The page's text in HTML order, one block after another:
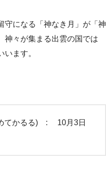
守になる「神なき月」が「神
神々が集まる出雲の国では
います。
てかるる) : 10月3日